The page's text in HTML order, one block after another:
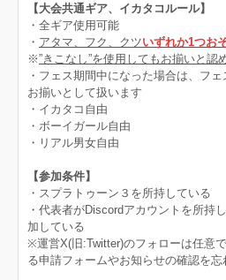
【大会共通ギア、イカタコルール】
・全ギア使用可能
・ アタマ、フク、クツいずれか1つお
※”きこなし”を使用してもお揃いと認
・フェス期間中になった場合は、フ
お揃いとして扱います
・イカタコ自由
・ボーイガール自由
・リアル男女自由
【参加条件】
・スプラトゥーン３を所持している
・代表者がDiscordアカウントを所持
加している
※運営X(旧:Twitter)のフォローは任意
る申請フォームやお知らせの確認を忘